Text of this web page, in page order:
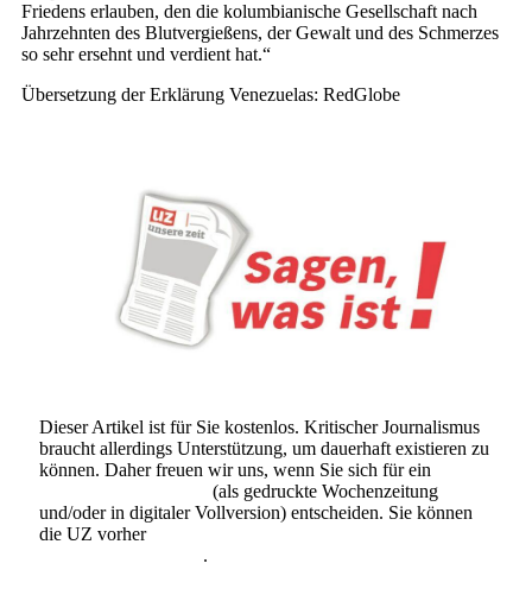
Friedens erlauben, den die kolumbianische Gesellschaft nach
Jahrzehnten des Blutvergießens, der Gewalt und des Schmerzes
so sehr ersehnt und verdient hat.“
Übersetzung der Erklärung Venezuelas: RedGlobe
Dieser Artikel ist für Sie kostenlos. Kritischer Journalismus
braucht allerdings Unterstützung, um dauerhaft existieren zu
können. Daher freuen wir uns, wenn Sie sich für ein
(als gedruckte Wochenzeitung
und/oder in digitaler Vollversion) entscheiden. Sie können
die UZ vorher
.